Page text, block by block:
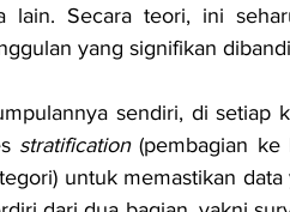
lain. Secara teori, ini
yang signifikan
sendiri, di setiap
stratification (pembagian ke
untuk memastikan